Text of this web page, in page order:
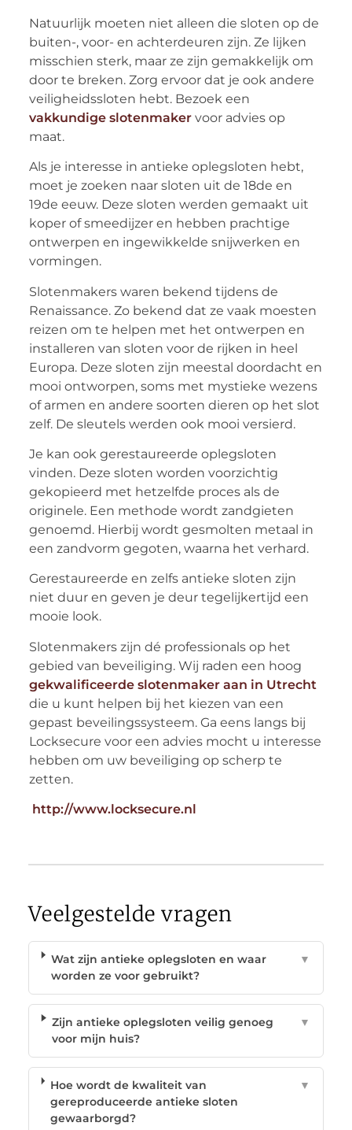
Natuurlijk moeten niet alleen die sloten op de
buiten-, voor- en achterdeuren zijn. Ze lijken
misschien sterk, maar ze zijn gemakkelijk om
door te breken. Zorg ervoor dat je ook andere
veiligheidssloten hebt. Bezoek een
vakkundige slotenmakervoor advies op
maat.
Als je interesse in antieke oplegsloten hebt,
moet je zoeken naar sloten uit de 18de en
19de eeuw. Deze sloten werden gemaakt uit
koper of smeedijzer en hebben prachtige
ontwerpen en ingewikkelde snijwerken en
vormingen.
Slotenmakers waren bekend tijdens de
Renaissance. Zo bekend dat ze vaak moesten
reizen om te helpen met het ontwerpen en
installeren van sloten voor de rijken in heel
Europa. Deze sloten zijn meestal doordacht en
mooi ontworpen, soms met mystieke wezens
of armen en andere soorten dieren op het slot
zelf. De sleutels werden ook mooi versierd.
Je kan ook gerestaureerde oplegsloten
vinden. Deze sloten worden voorzichtig
gekopieerd met hetzelfde proces als de
originele. Een methode wordt zandgieten
genoemd. Hierbij wordt gesmolten metaal in
een zandvorm gegoten, waarna het verhard.
Gerestaureerde en zelfs antieke sloten zijn
niet duur en geven je deur tegelijkertijd een
mooie look.
Slotenmakers zijn dé professionals op het
gebied van beveiliging. Wij raden een hoog
gekwalificeerde slotenmaker aan in Utrecht
die u kunt helpen bij het kiezen van een
gepast beveilingssysteem. Ga eens langs bij
Locksecure voor een advies mocht u interesse
hebben om uw beveiliging op scherp te
zetten.
http://www.locksecure.nl
Veelgestelde vragen
Wat zijn antieke oplegsloten en waar
worden ze voor gebruikt?
▼
Zijn antieke oplegsloten veilig genoeg
voor mijn huis?
▼
Hoe wordt de kwaliteit van
gereproduceerde antieke sloten
gewaarborgd?
▼